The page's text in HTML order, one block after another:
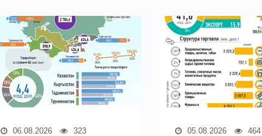
06.08.2026 323 05.08.2026 464